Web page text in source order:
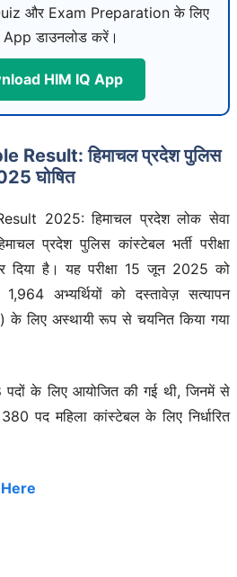
और Exam Preparation के लिए
डाउनलोड करें।
HIM IQ App
Result: हिमाचल प्रदेश पुलिस
घोषित
2025: हिमाचल प्रदेश लोक सेवा
प्रदेश पुलिस कांस्टेबल भर्ती परीक्षा
दिया है। यह परीक्षा 15 जून 2025 को
अभ्यर्थियों को दस्तावेज़ सत्यापन
लिए अस्थायी रूप से चयनित किया गया
पदों के लिए आयोजित की गई थी, जिनमें से
पद महिला कांस्टेबल के लिए निर्धारित